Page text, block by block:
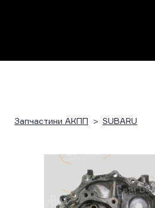
Запчастини АКПП SUBARU